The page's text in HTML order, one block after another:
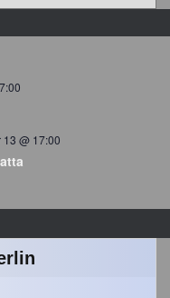
@ 17:00